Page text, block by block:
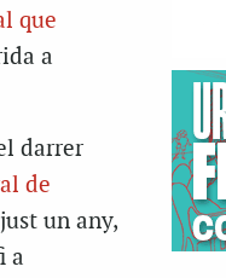
que
a
darrer
de
un any,
a